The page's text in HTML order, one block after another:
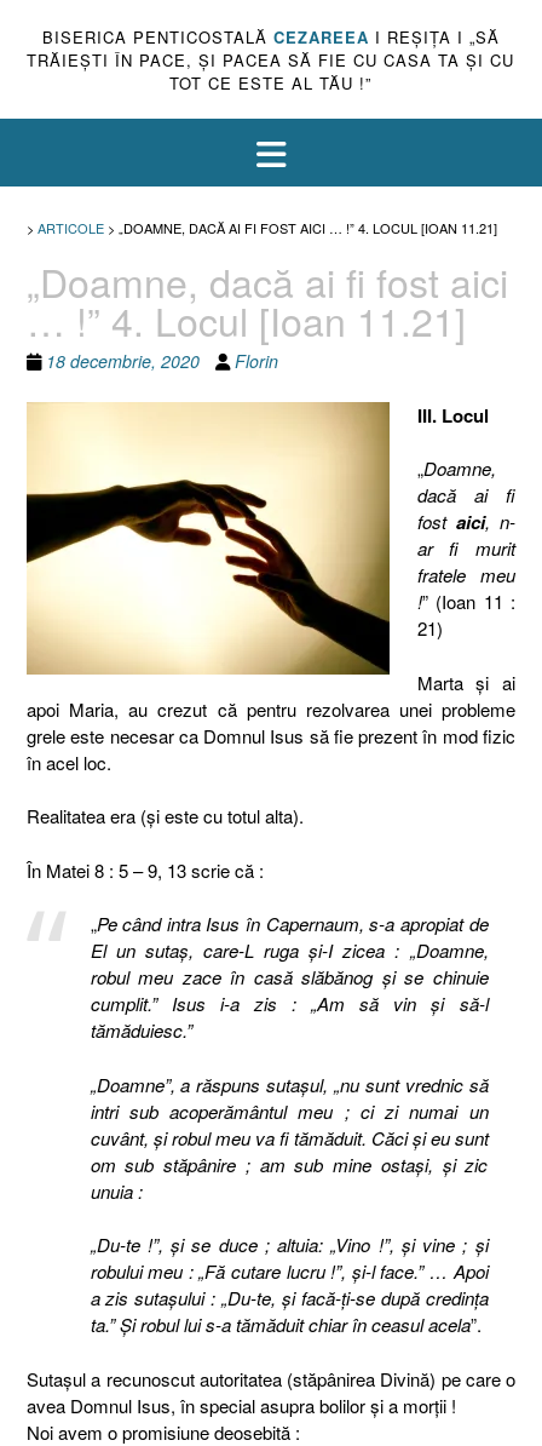
BISERICA PENTICOSTALĂ CEZAREEA I REŞIŢA I „SĂ
TRĂIEŞTI ÎN PACE, ŞI PACEA SĂ FIE CU CASA TA ŞI CU
TOT CE ESTE AL TĂU !”
> ARTICOLE > „DOAMNE, DACĂ AI FI FOST AICI … !” 4. LOCUL [IOAN 11.21]
„Doamne, dacă ai fi fost aici
… !” 4. Locul [Ioan 11.21]
18 decembrie, 2020 Florin
III. Locul
„Doamne,
dacă ai fi
fost aici, n-
ar fi murit
fratele meu
!” (Ioan 11 :
21)
Marta şi ai
apoi Maria, au crezut că pentru rezolvarea unei probleme
grele este necesar ca Domnul Isus să fie prezent în mod fizic
în acel loc.
Realitatea era (şi este cu totul alta).
În Matei 8 : 5 – 9, 13 scrie că :
„Pe când intra Isus în Capernaum, s-a apropiat de
El un sutaş, care-L ruga şi-I zicea : „Doamne,
robul meu zace în casă slăbănog şi se chinuie
cumplit.” Isus i-a zis : „Am să vin şi să-l
tămăduiesc.”
„Doamne”, a răspuns sutaşul, „nu sunt vrednic să
intri sub acoperământul meu ; ci zi numai un
cuvânt, şi robul meu va fi tămăduit. Căci şi eu sunt
om sub stăpânire ; am sub mine ostaşi, şi zic
unuia :
„Du-te !”, şi se duce ; altuia: „Vino !”, şi vine ; şi
robului meu : „Fă cutare lucru !”, şi-l face.” … Apoi
a zis sutaşului : „Du-te, şi facă-ţi-se după credinţa
ta.” Şi robul lui s-a tămăduit chiar în ceasul acela”.
Sutaşul a recunoscut autoritatea (stăpânirea Divină) pe care o
avea Domnul Isus, în special asupra bolilor şi a morţii !
Noi avem o promisiune deosebită :